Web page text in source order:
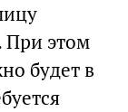
При этом
будет в